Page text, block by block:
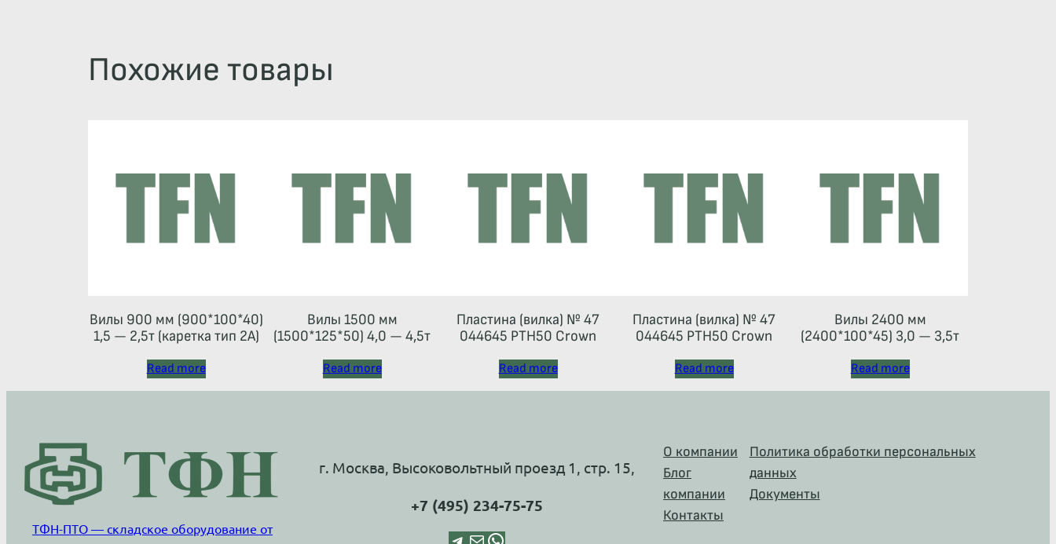
Похожие товары
Вилы 900 мм (900*100*40)
1,5 — 2,5т (каретка тип 2A)
Read more
Вилы 1500 мм
(1500*125*50) 4,0 — 4,5т
Read more
Пластина (вилка) № 47
044645 РТН50 Crown
Read more
Пластина (вилка) № 47
044645 РТН50 Crown
Read more
Вилы 2400 мм
(2400*100*45) 3,0 — 3,5т
Read more
ТФН-ПТО — складское оборудование от
г. Москва, Высоковольтный проезд 1, стр. 15,
+7 (495) 234-75-75
О компании
Блог
компании
Контакты
Политика обработки персональных
данных
Документы